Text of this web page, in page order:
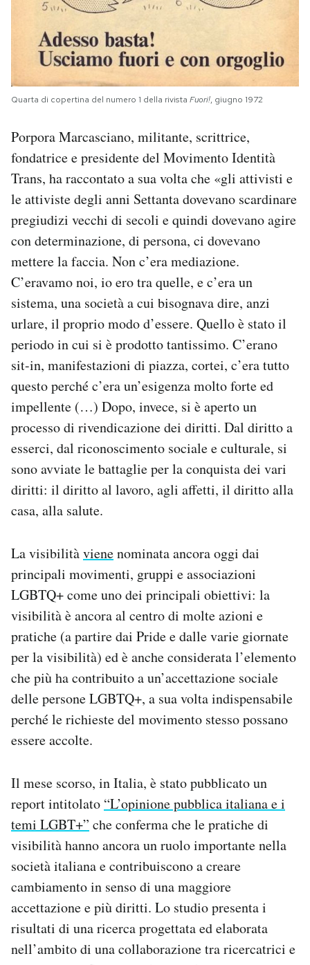
Quarta di copertina del numero 1 della rivista Fuori!, giugno 1972
Porpora Marcasciano, militante, scrittrice,
fondatrice e presidente del Movimento Identità
Trans, ha raccontato a sua volta che «gli attivisti e
le attiviste degli anni Settanta dovevano scardinare
pregiudizi vecchi di secoli e quindi dovevano agire
con determinazione, di persona, ci dovevano
mettere la faccia. Non c’era mediazione.
C’eravamo noi, io ero tra quelle, e c’era un
sistema, una società a cui bisognava dire, anzi
urlare, il proprio modo d’essere. Quello è stato il
periodo in cui si è prodotto tantissimo. C’erano
sit-in, manifestazioni di piazza, cortei, c’era tutto
questo perché c’era un’esigenza molto forte ed
impellente (…) Dopo, invece, si è aperto un
processo di rivendicazione dei diritti. Dal diritto a
esserci, dal riconoscimento sociale e culturale, si
sono avviate le battaglie per la conquista dei vari
diritti: il diritto al lavoro, agli affetti, il diritto alla
casa, alla salute.
La visibilitàvienenominata ancora oggi dai
principali movimenti, gruppi e associazioni
LGBTQ+ come uno dei principali obiettivi: la
visibilità è ancora al centro di molte azioni e
pratiche (a partire dai Pride e dalle varie giornate
per la visibilità) ed è anche considerata l’elemento
che più ha contribuito a un’accettazione sociale
delle persone LGBTQ+, a sua volta indispensabile
perché le richieste del movimento stesso possano
essere accolte.
Il mese scorso, in Italia, è stato pubblicato un
report intitolato “L’opinione pubblica italiana e i
temi LGBT+” che conferma che le pratiche di
visibilità hanno ancora un ruolo importante nella
società italiana e contribuiscono a creare
cambiamento in senso di una maggiore
accettazione e più diritti. Lo studio presenta i
risultati di una ricerca progettata ed elaborata
nell’ambito di una collaborazione tra ricercatrici e